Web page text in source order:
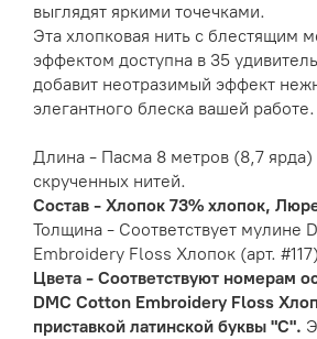
выглядят яркими точечками.
Эта хлопковая нить с блестящим
эффектом доступна в 35
добавит неотразимый эффект
элегантного блеска вашей работе.
Длина - Пасма 8 метров (8,7 ярда)
скрученных нитей.
Состав - Хлопок 73% хлопок,
Толщина - Соответствует мулине
Embroidery Floss Хлопок (арт.
Цвета - Соответствуют номерам
DMC Cotton Embroidery Floss
приставкой латинской буквы "С".